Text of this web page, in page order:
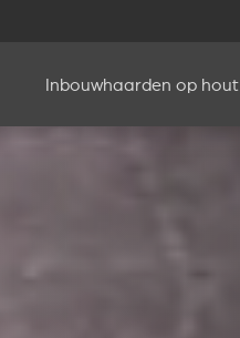
Inbouwhaarden op hout